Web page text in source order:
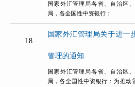
国家外汇管理局各省、自治区
局，各全国性中资银行：
18
国家外汇管理局关于进一
管理的通知
国家外汇管理局各省、自治区
局，各全国性中资银行：为推动